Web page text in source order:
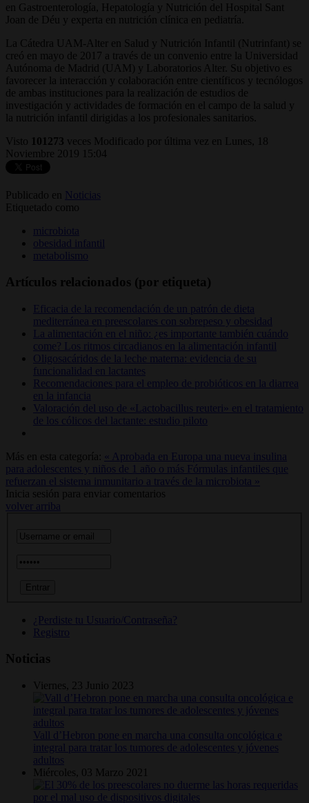
en Gastroenterología, Hepatología y Nutrición del Hospital Sant
Joan de Déu y experta en nutrición clínica en pediatría.
La Cátedra UAM-Alter en Salud y Nutrición Infantil (Nutrinfant) se
creó en mayo de 2017 a través de un convenio entre la Universidad
Autónoma de Madrid (UAM) y Laboratorios Alter. Su objetivo es
favorecer la interacción y colaboración entre científicos y tecnólogos
de ambas instituciones para la realización de estudios de
investigación y actividades de formación en el campo de la salud y
la nutrición infantil dirigidas a los profesionales sanitarios.
Visto 101273 veces Modificado por última vez en Lunes, 18
Noviembre 2019 15:04
Publicado en
Noticias
Etiquetado como
microbiota
obesidad infantil
metabolismo
Artículos relacionados (por etiqueta)
Eficacia de la recomendación de un patrón de dieta
mediterránea en preescolares con sobrepeso y obesidad
La alimentación en el niño: ¿es importante también cuándo
come? Los ritmos circadianos en la alimentación infantil
Oligosacáridos de la leche materna: evidencia de su
funcionalidad en lactantes
Recomendaciones para el empleo de probióticos en la diarrea
en la infancia
Valoración del uso de «Lactobacillus reuteri» en el tratamiento
de los cólicos del lactante: estudio piloto
Más en esta categoría: « Aprobada en Europa una nueva insulina
para adolescentes y niños de 1 año o más Fórmulas infantiles que
refuerzan el sistema inmunitario a través de la microbiota »
Inicia sesión para enviar comentarios
volver arriba
¿Perdiste tu Usuario/Contraseña?
Registro
Noticias
Viernes, 23 Junio 2023
Vall d’Hebron pone en marcha una consulta oncológica e
integral para tratar los tumores de adolescentes y jóvenes
adultos
Miércoles, 03 Marzo 2021